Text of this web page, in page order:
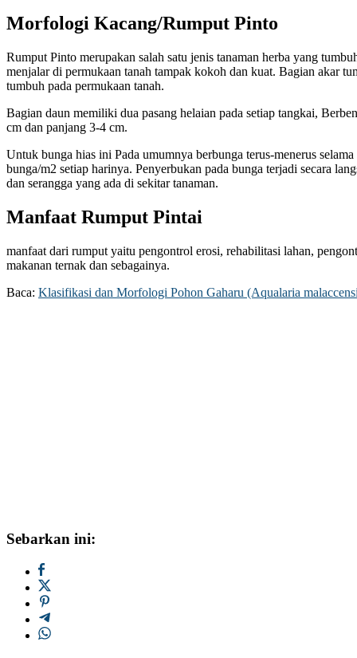
Morfologi Kacang/Rumput Pinto
Rumput Pinto merupakan salah satu jenis tanaman herba yang
menjalar di permukaan tanah tampak kokoh dan kuat. Bagian akar
tumbuh pada permukaan tanah.
Bagian daun memiliki dua pasang helaian pada setiap tangkai,
cm dan panjang 3-4 cm.
Untuk bunga hias ini Pada umumnya berbunga terus-menerus
bunga/m2 setiap harinya. Penyerbukan pada bunga terjadi secara
dan serangga yang ada di sekitar tanaman.
Manfaat Rumput Pintai
manfaat dari rumput yaitu pengontrol erosi, rehabilitasi lahan,
makanan ternak dan sebagainya.
Baca: Klasifikasi dan Morfologi Pohon Gaharu (Aqualaria
Sebarkan ini: